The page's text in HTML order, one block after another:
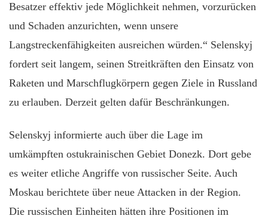
Besatzer effektiv jede Möglichkeit nehmen, vorzurücken
und Schaden anzurichten, wenn unsere
Langstreckenfähigkeiten ausreichen würden.“ Selenskyj
fordert seit langem, seinen Streitkräften den Einsatz von
Raketen und Marschflugkörpern gegen Ziele in Russland
zu erlauben. Derzeit gelten dafür Beschränkungen.
Selenskyj informierte auch über die Lage im
umkämpften ostukrainischen Gebiet Donezk. Dort gebe
es weiter etliche Angriffe von russischer Seite. Auch
Moskau berichtete über neue Attacken in der Region.
Die russischen Einheiten hätten ihre Positionen im